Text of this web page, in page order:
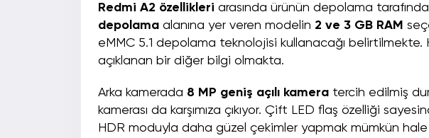
Redmi A2 özellikleri arasında ürünün depolama
depolama alanına yer veren modelin 2 ve 3 GB RAM
eMMC 5.1 depolama teknolojisi kullanacağı belirtilmekte.
açıklanan bir diğer bilgi olmakta.
Arka kamerada 8 MP geniş açılı kamera tercih edilmiş
kamerası da karşımıza çıkıyor. Çift LED flaş özelliği
HDR moduyla daha güzel çekimler yapmak mümkün hale